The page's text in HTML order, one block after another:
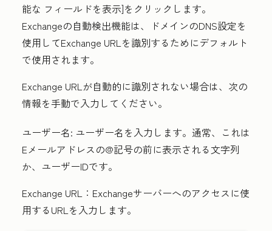
能な フィールドを表示]をクリックします。
Exchangeの自動検出機能は、ドメインのDNS設定を
使用してExchange URLを識別するためにデフォルト
で使用されます。
Exchange URLが自動的に識別されない場合は、次の
情報を手動で入力してください。
ユーザー名: ユーザー名を入力します。通常、これは
Eメールアドレスの@記号の前に表示される文字列
か、ユーザーIDです。
Exchange URL： Exchangeサーバーへのアクセスに使
用するURLを入力します。